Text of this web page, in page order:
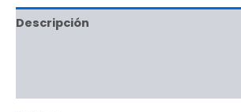
Descripción